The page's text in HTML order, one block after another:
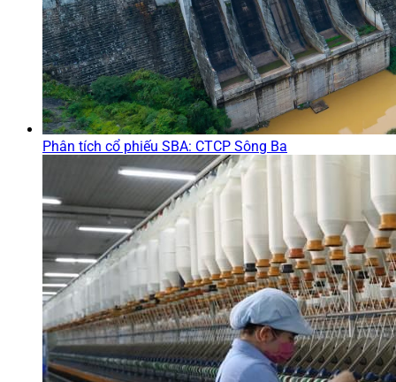
Phân tích cổ phiếu SBA: CTCP Sông Ba